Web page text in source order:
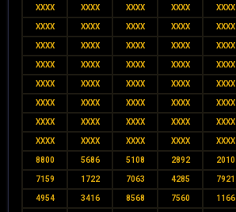
XXXX XXXX XXXX XXXX XXXX
XXXX XXXX XXXX XXXX XXXX
XXXX XXXX XXXX XXXX XXXX
XXXX XXXX XXXX XXXX XXXX
XXXX XXXX XXXX XXXX XXXX
XXXX XXXX XXXX XXXX XXXX
XXXX XXXX XXXX XXXX XXXX
XXXX XXXX XXXX XXXX XXXX
8800 5686 5108 2892 2010
7159 1722 7063 4285 7921
4954 3416 8568 7560 1166